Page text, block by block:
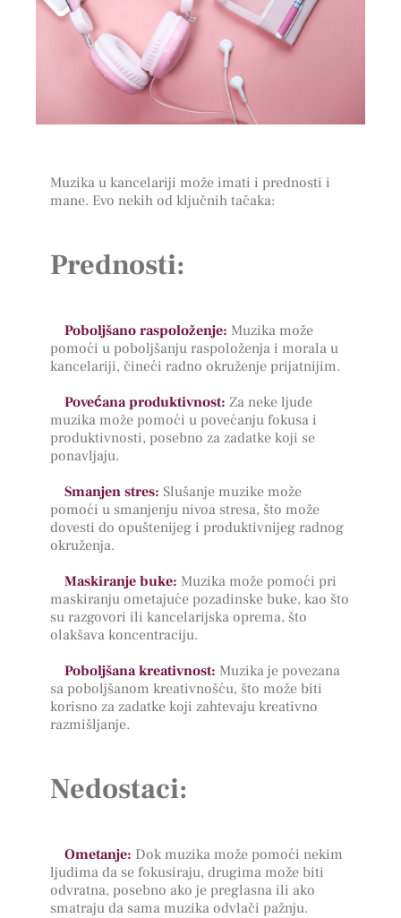
Muzika u kancelariji može imati i prednosti i
mane. Evo nekih od ključnih tačaka:
Prednosti:
Poboljšano raspoloženje: Muzika može
pomoći u poboljšanju raspoloženja i morala u
kancelariji, čineći radno okruženje prijatnijim.
Povećana produktivnost: Za neke ljude
muzika može pomoći u povećanju fokusa i
produktivnosti, posebno za zadatke koji se
ponavljaju.
Smanjen stres: Slušanje muzike može
pomoći u smanjenju nivoa stresa, što može
dovesti do opuštenijeg i produktivnijeg radnog
okruženja.
Maskiranje buke: Muzika može pomoći pri
maskiranju ometajuće pozadinske buke, kao što
su razgovori ili kancelarijska oprema, što
olakšava koncentraciju.
Poboljšana kreativnost: Muzika je povezana
sa poboljšanom kreativnošću, što može biti
korisno za zadatke koji zahtevaju kreativno
razmišljanje.
Nedostaci:
Ometanje: Dok muzika može pomoći nekim
ljudima da se fokusiraju, drugima može biti
odvratna, posebno ako je preglasna ili ako
smatraju da sama muzika odvlači pažnju.